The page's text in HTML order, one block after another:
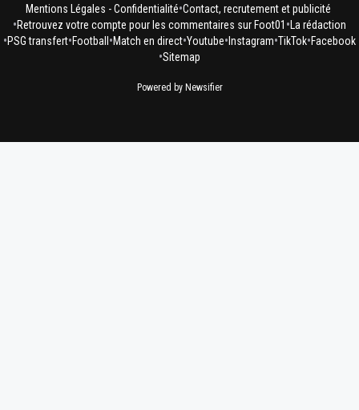
Mentions Légales - Confidentialité•Contact, recrutement et publicité
•Retrouvez votre compte pour les commentaires sur Foot01 • La rédaction
•PSG transfert•Football •Match en direct•Youtube• Instagram•TikTok•Facebook
•Sitemap
Powered by Newsifier